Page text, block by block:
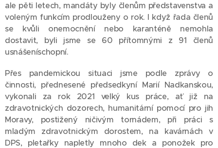
ale pěti letech, mandáty byly členům představenstva a
voleným funkcím prodlouženy o rok. I když řada členů
se kvůli onemocnění nebo karanténě nemohla
dostavit, byli jsme se 60 přítomnými z 91 členů
usnášeníschopní.
Přes pandemickou situaci jsme podle zprávy o
činnosti, přednesené předsedkyní Marií Nadkanskou,
vykonali za rok 2021 velký kus práce, ať již na
zdravotnických dozorech, humanitární pomocí pro jih
Moravy, postižený ničivým tornádem, při práci s
mladým zdravotnickým dorostem, na kavárnách v
DPS, pletařky napletly mnoho dek a ponožek pro